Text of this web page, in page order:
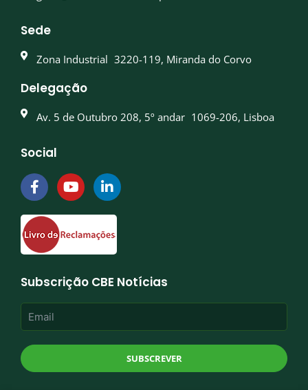
Sede
Zona Industrial 3220-119, Miranda do Corvo
Delegação
Av. 5 de Outubro 208, 5º andar 1069-206, Lisboa
Social
F
a
c
e
b
o
k
-
f
Y
o
u
t
u
L
i
n
k
e
n
-
i
Subscrição CBE Notícias
SUBSCREVER